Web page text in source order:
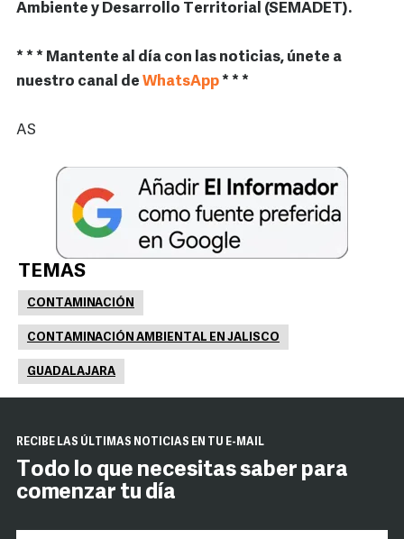
Ambiente y Desarrollo Territorial (SEMADET).
* * * Mantente al día con las noticias, únete a
nuestro canal de WhatsApp* * *
AS
TEMAS
CONTAMINACIÓN
CONTAMINACIÓN AMBIENTAL EN JALISCO
GUADALAJARA
RECIBE LAS ÚLTIMAS NOTICIAS EN TU E-MAIL
Todo lo que necesitas saber para
comenzar tu día